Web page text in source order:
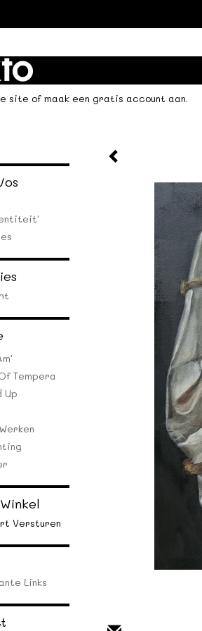
site of maak een gratis account aan.
Tempera
Up
Versturen
Links